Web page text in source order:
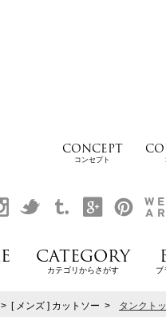
CONCEPT
コンセプト
CATEGORY
カテゴリからさがす ブ
> [ メンズ ] カットソー > タンクト